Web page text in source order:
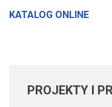
KATALOG ONLINE
PROJEKTY I